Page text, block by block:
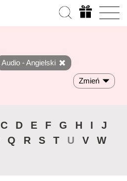
Audio - Angielski
Zmień
C D E F G H I
J
Q R S T U V
W